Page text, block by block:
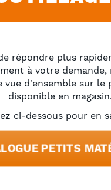
répondre plus
à votre demande,
vue d'ensemble sur le
disponible en magasin.
ci-dessous pour en
PETITS